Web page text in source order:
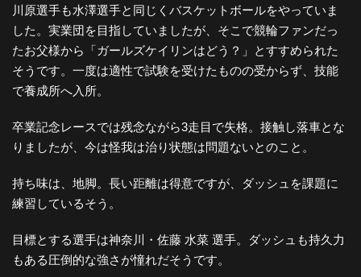
川原選手も水澤選手と同じくバスケットボールをやっていま
した。実業団を目指していましたが、そこで競輪ファンだっ
たお父様から「ガールズケイリンはどう？」とすすめられた
そうです。一度は適性で試験を受けたものの受からず、技能
で養成所へ入所。
卒業記念レースでは残念ながら3走目で失格。接触し落車とな
りましたが、今は怪我は治り状態は問題ないとのこと。
持ち味は、地脚。長い距離は得意ですが、ダッシュを課題に
練習しているそう。
目標とする選手は神奈川・佐藤 水菜 選手。ダッシュも持久力
もある圧倒的な強さが憧れだそうです。